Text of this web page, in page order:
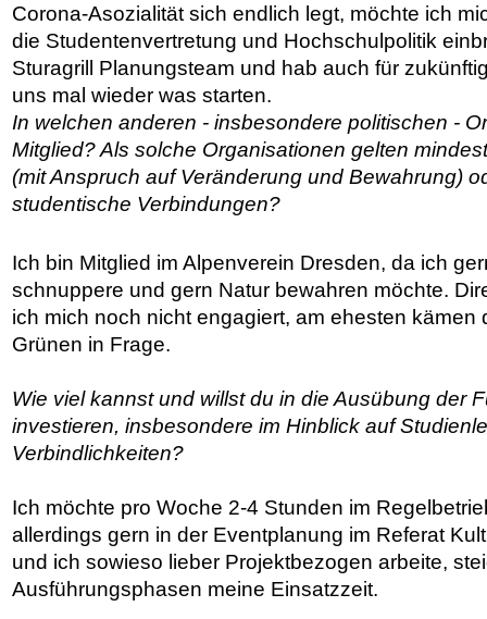
Corona-Asozialität sich endlich legt, möchte ich
die Studentenvertretung und Hochschulpolitik
Sturagrill Planungsteam und hab auch für
uns mal wieder was starten.
In welchen anderen - insbesondere politischen -
Mitglied? Als solche Organisationen gelten
(mit Anspruch auf Veränderung und Bewahrung)
studentische Verbindungen?
Ich bin Mitglied im Alpenverein Dresden, da ich
schnuppere und gern Natur bewahren möchte.
ich mich noch nicht engagiert, am ehesten kämen
Grünen in Frage.
Wie viel kannst und willst du in die Ausübung der
investieren, insbesondere im Hinblick auf
Verbindlichkeiten?
Ich möchte pro Woche 2-4 Stunden im
allerdings gern in der Eventplanung im Referat
und ich sowieso lieber Projektbezogen arbeite,
Ausführungsphasen meine Einsatzzeit.